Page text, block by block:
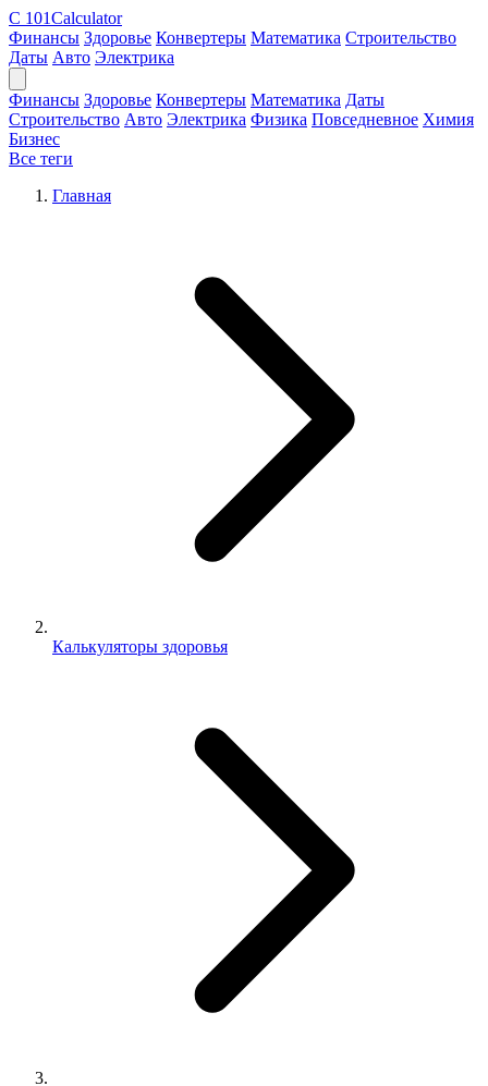
C 101Calculator
Финансы Здоровье Конвертеры Математика Строительство
Даты Авто Электрика
Финансы Здоровье Конвертеры Математика Даты
Строительство Авто Электрика Физика Повседневное Химия
Бизнес
Все теги
Главная
Калькуляторы здоровья